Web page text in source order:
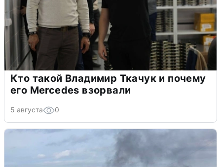
Кто такой Владимир Ткачук и почему
его Mercedes взорвали
5 августа 0